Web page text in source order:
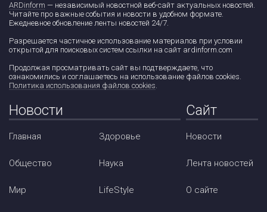
ARDinform — независимый новостной веб-сайт актуальных новостей.
Читайте про важные события и новости в удобном формате.
Ежедневное обновление ленты новостей 24/7.
Разрешается частичное использование материалов при условии
открытой для поисковых систем ссылки на сайт ardinform.com
Продолжая просматривать сайт вы подтверждаете, что
ознакомились и соглашаетесь на использование файлов cookies.
Политика использования файлов cookies.
Новости
Главная
Общество
Мир
Здоровье
Наука
LifeStyle
Сайт
Новости
Лента новостей
О сайте